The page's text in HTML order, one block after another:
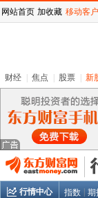
财经 焦点 股票 新
行情中心 指数 期
网站首页 加收藏 移动客